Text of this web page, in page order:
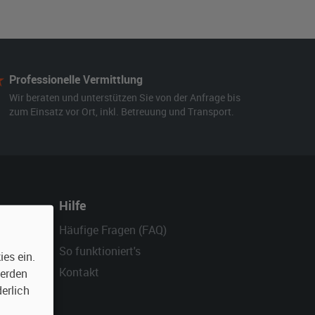
Professionelle Vermittlung
Wir beraten und unterstützen Sie von der Anfrage bis
zum Einsatz vor Ort, inkl. Betreuung und Transport.
Hilfe
Häufige Fragen (FAQ)
So funktioniert's
Kontakt
ein.